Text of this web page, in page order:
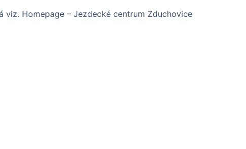
viz. Homepage – Jezdecké centrum Zduchovice